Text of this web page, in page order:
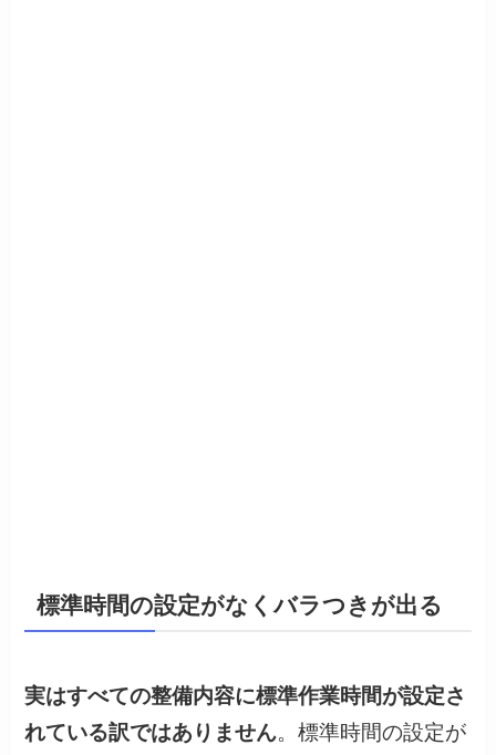
標準時間の設定がなくバラつきが出る
実はすべての整備内容に標準作業時間が設定さ
れている訳ではありません。標準時間の設定が